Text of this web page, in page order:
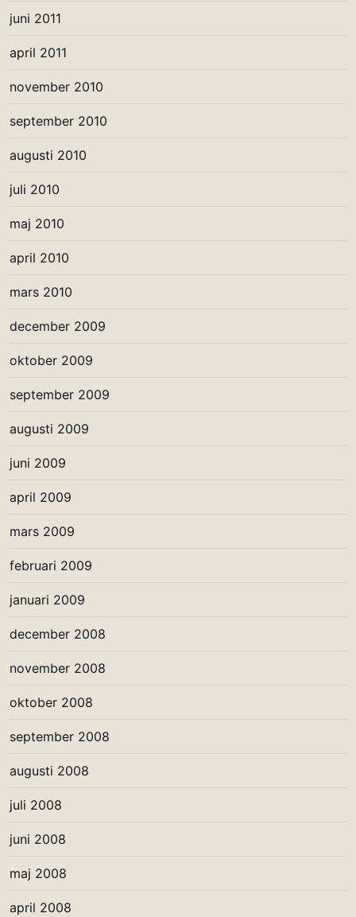
juni 2011
april 2011
november 2010
september 2010
augusti 2010
juli 2010
maj 2010
april 2010
mars 2010
december 2009
oktober 2009
september 2009
augusti 2009
juni 2009
april 2009
mars 2009
februari 2009
januari 2009
december 2008
november 2008
oktober 2008
september 2008
augusti 2008
juli 2008
juni 2008
maj 2008
april 2008